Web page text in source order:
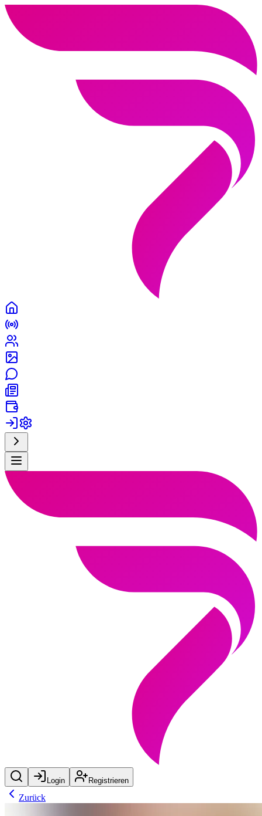
Login Registrieren
Zurück